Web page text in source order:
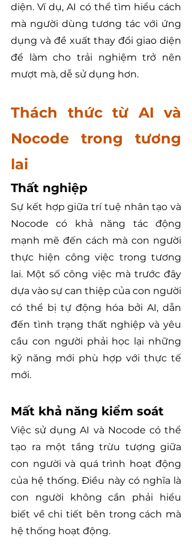
diện. Ví dụ, AI có thể tìm hiểu cách
mà người dùng tương tác với ứng
dụng và đề xuất thay đổi giao diện
để làm cho trải nghiệm trở nên
mượt mà, dễ sử dụng hơn.
Thách thức từ AI và
Nocode trong tương
lai
Thất nghiệp
Sự kết hợp giữa trí tuệ nhân tạo và
Nocode có khả năng tác động
mạnh mẽ đến cách mà con người
thực hiện công việc trong tương
lai. Một số công việc mà trước đây
dựa vào sự can thiệp của con người
có thể bị tự động hóa bởi AI, dẫn
đến tình trạng thất nghiệp và yêu
cầu con người phải học lại những
kỹ năng mới phù hợp với thực tế
mới.
Mất khả năng kiểm soát
Việc sử dụng AI và Nocode có thể
tạo ra một tầng trừu tượng giữa
con người và quá trình hoạt động
của hệ thống. Điều này có nghĩa là
con người không cần phải hiểu
biết về chi tiết bên trong cách mà
hệ thống hoạt động.